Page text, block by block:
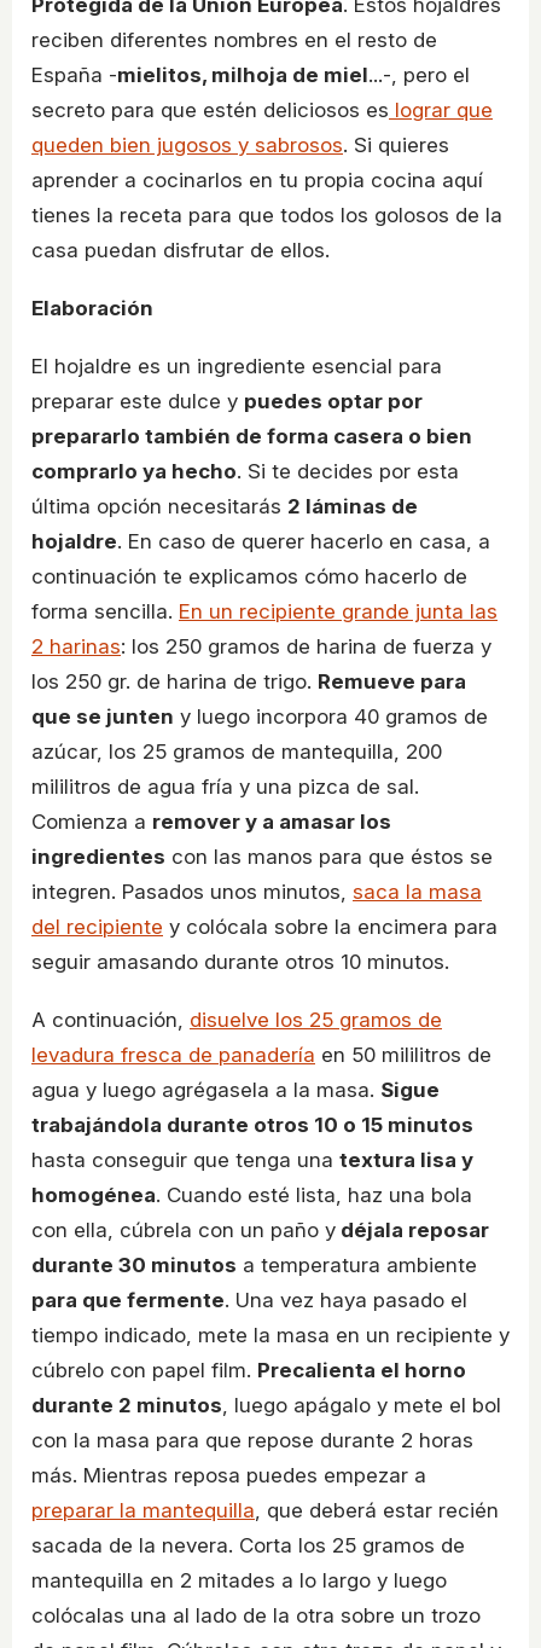
Protegida de la Unión Europea. Estos hojaldres
reciben diferentes nombres en el resto de
España -mielitos, milhoja de miel...-, pero el
secreto para que estén deliciosos es lograr que
queden bien jugosos y sabrosos. Si quieres
aprender a cocinarlos en tu propia cocina aquí
tienes la receta para que todos los golosos de la
casa puedan disfrutar de ellos.
Elaboración
El hojaldre es un ingrediente esencial para
preparar este dulce y puedes optar por
prepararlo también de forma casera o bien
comprarlo ya hecho. Si te decides por esta
última opción necesitarás 2 láminas de
hojaldre. En caso de querer hacerlo en casa, a
continuación te explicamos cómo hacerlo de
forma sencilla. En un recipiente grande junta las
2 harinas: los 250 gramos de harina de fuerza y
los 250 gr. de harina de trigo. Remueve para
que se junten y luego incorpora 40 gramos de
azúcar, los 25 gramos de mantequilla, 200
mililitros de agua fría y una pizca de sal.
Comienza a remover y a amasar los
ingredientes con las manos para que éstos se
integren. Pasados unos minutos, saca la masa
del recipiente y colócala sobre la encimera para
seguir amasando durante otros 10 minutos.
A continuación, disuelve los 25 gramos de
levadura fresca de panadería en 50 mililitros de
agua y luego agrégasela a la masa. Sigue
trabajándola durante otros 10 o 15 minutos
hasta conseguir que tenga una textura lisa y
homogénea. Cuando esté lista, haz una bola
con ella, cúbrela con un paño y déjala reposar
durante 30 minutos a temperatura ambiente
para que fermente. Una vez haya pasado el
tiempo indicado, mete la masa en un recipiente y
cúbrelo con papel film. Precalienta el horno
durante 2 minutos, luego apágalo y mete el bol
con la masa para que repose durante 2 horas
más. Mientras reposa puedes empezar a
preparar la mantequilla, que deberá estar recién
sacada de la nevera. Corta los 25 gramos de
mantequilla en 2 mitades a lo largo y luego
colócalas una al lado de la otra sobre un trozo